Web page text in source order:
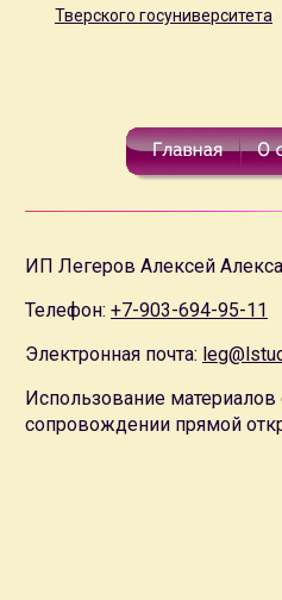
Тверского госуниверситета
ИП Легеров Алексей
Телефон: +7-903-694-95-11
Электронная почта:
Использование
сопровождении прямой